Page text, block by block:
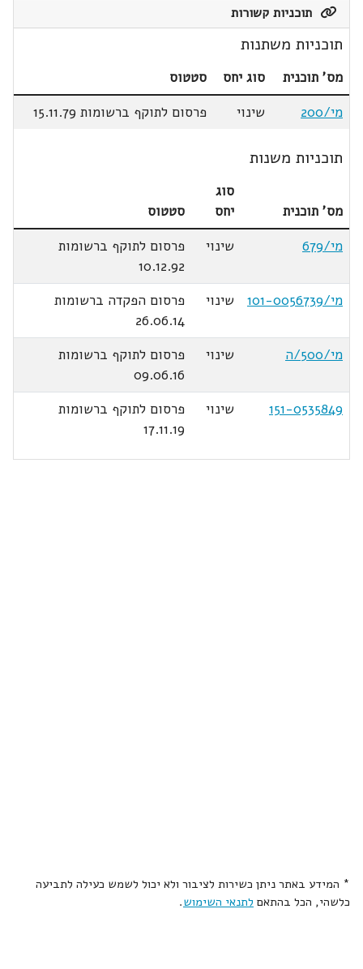
תוכניות קשורות
תוכניות משתנות
מס' תוכנית סוג יחס
סטטוס
מי/200
שינוי פרסום לתוקף ברשומות 15.11.79
תוכניות משנות
מס' תוכנית
סוג
יחס
סטטוס
מי/679
שינוי
פרסום לתוקף ברשומות
10.12.92
מי/101-0056739
שינוי
פרסום הפקדה ברשומות
26.06.14
מי/500/ה
שינוי
פרסום לתוקף ברשומות
09.06.16
151-0535849
שינוי
פרסום לתוקף ברשומות
17.11.19
* המידע באתר ניתן כשירות לציבור ולא יכול לשמש כעילה לתביעה
כלשהי, הכל בהתאם לתנאי השימוש.